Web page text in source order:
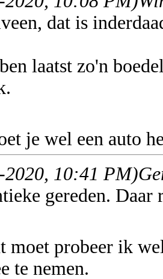
dat is
laatst zo'n
je wel een auto
2020, 10:41 PM)
gereden.
moet probeer ik
te nemen.